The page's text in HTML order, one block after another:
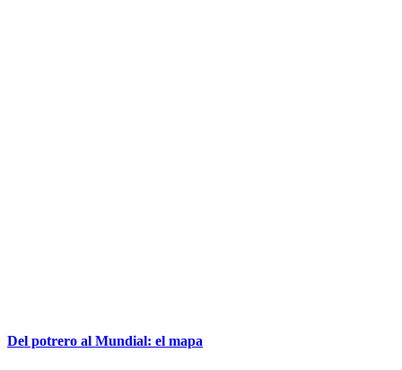
Del potrero al Mundial: el mapa